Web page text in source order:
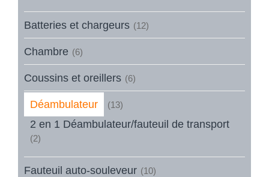
Batteries et chargeurs (12)
Chambre (6)
Coussins et oreillers (6)
Déambulateur (13)
2 en 1 Déambulateur/fauteuil de transport
(2)
Fauteuil auto-souleveur (10)